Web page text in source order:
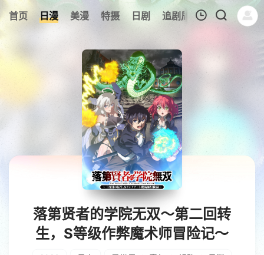
首页 日漫 美漫 特摄 日剧 追剧周表 今日更新
8
暂无观看影片的记录
落第贤者的学院无双～第二回转
生，S等级作弊魔术师冒险记～